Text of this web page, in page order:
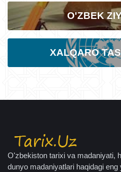
O'ZBEK
XALQARO
O'zbekiston tarixi va madaniyati,
dunyo madaniyatlari haqidagi